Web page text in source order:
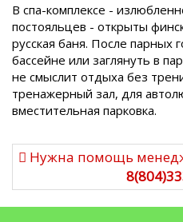
В спа-комплексе -
постояльцев - открыты
русская баня. После парных
бассейне или заглянуть в
не смыслит отдыха без
тренажерный зал, для
вместительная парковка.
Нужна помощь